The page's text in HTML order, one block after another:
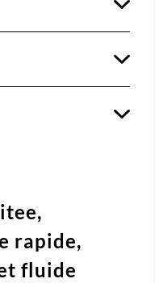
rapide,
fluide